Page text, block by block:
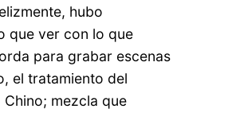
hubo
que ver con lo que
para grabar escenas
el tratamiento del
mezcla que